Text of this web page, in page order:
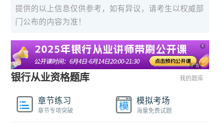
提供的以上信息仅供参考，如有异议，请考生以权威部
门公布的内容为准！
X
广告
银行从业资格题库 我的题库
章节练习
章节专项突破
模拟考场
海量免费试题